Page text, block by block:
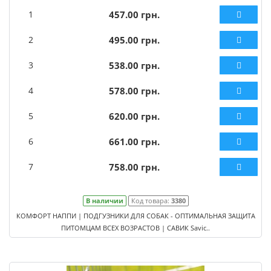
1
457.00 грн.
2 495.00 грн.
3 538.00 грн.
4 578.00 грн.
5 620.00 грн.
6 661.00 грн.
7 758.00 грн.
В наличии Код товара: 3380
КОМФОРТ НАППИ | ПОДГУЗНИКИ ДЛЯ СОБАК - ОПТИМАЛЬНАЯ ЗАЩИТА
ПИТОМЦАМ ВСЕХ ВОЗРАСТОВ | САВИК Savic..